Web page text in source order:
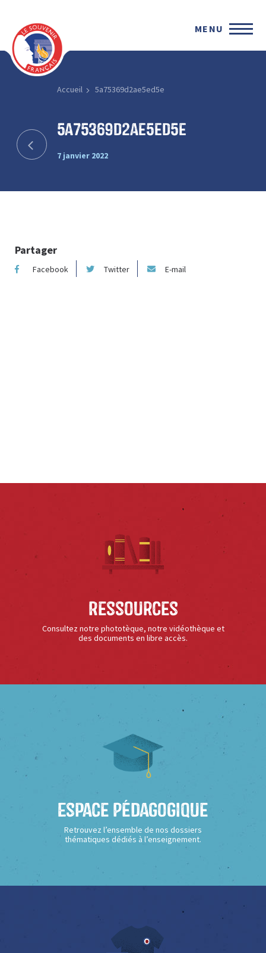
MENU
Accueil 5a75369d2ae5ed5e
5a75369d2ae5ed5e
7 janvier 2022
Partager
Facebook Twitter E-mail
Ressources
Consultez notre phototèque, notre vidéothèque et
des documents en libre accès.
Espace Pédagogique
Retrouvez l’ensemble de nos dossiers
thématiques dédiés à l’enseignement.